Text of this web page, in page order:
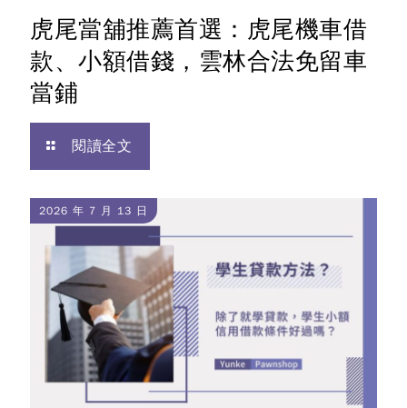
虎尾當舖推薦首選：虎尾機車借
款、小額借錢，雲林合法免留車
當鋪
閱讀全文
2026 年 7 月 13 日